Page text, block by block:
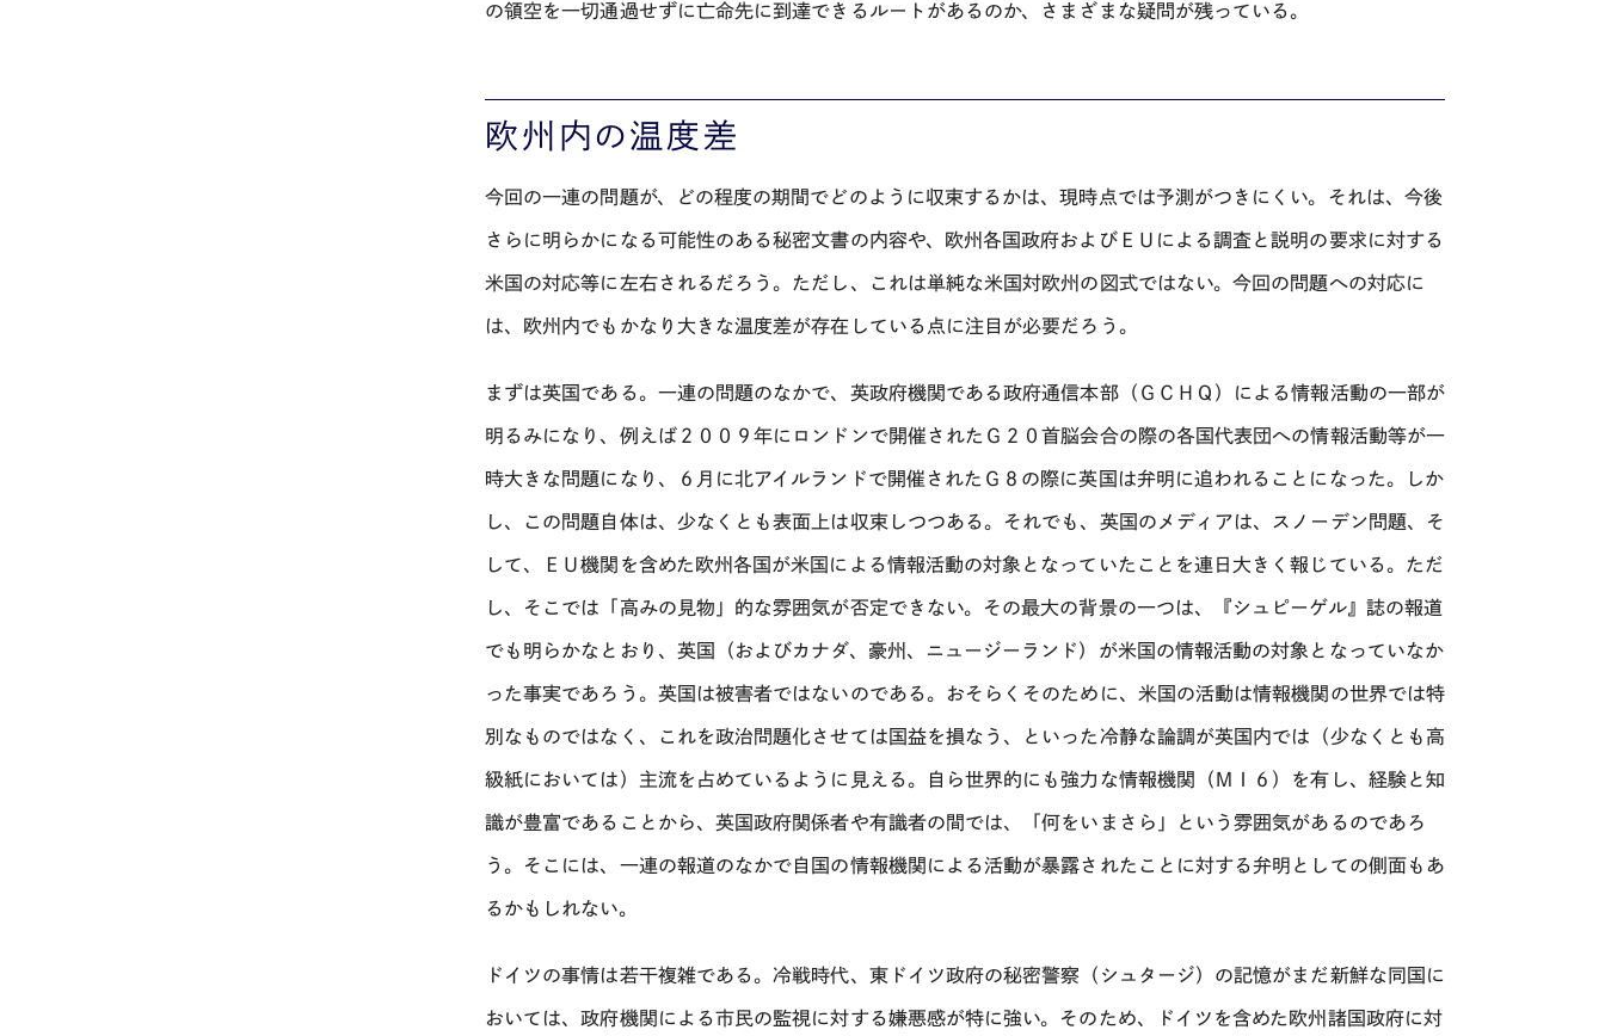
の領空を一切通過せずに亡命先に到達できるルートがあるのか、さまざまな疑問が残っている。
欧州内の温度差
今回の一連の問題が、どの程度の期間でどのように収束するかは、現時点では予測がつきにくい。それは、今後
さらに明らかになる可能性のある秘密文書の内容や、欧州各国政府およびＥＵによる調査と説明の要求に対する
米国の対応等に左右されるだろう。ただし、これは単純な米国対欧州の図式ではない。今回の問題への対応に
は、欧州内でもかなり大きな温度差が存在している点に注目が必要だろう。
まずは英国である。一連の問題のなかで、英政府機関である政府通信本部（ＧＣＨＱ）による情報活動の一部が
明るみになり、例えば２００９年にロンドンで開催されたＧ２０首脳会合の際の各国代表団への情報活動等が一
時大きな問題になり、６月に北アイルランドで開催されたＧ８の際に英国は弁明に追われることになった。しか
し、この問題自体は、少なくとも表面上は収束しつつある。それでも、英国のメディアは、スノーデン問題、そ
して、ＥＵ機関を含めた欧州各国が米国による情報活動の対象となっていたことを連日大きく報じている。ただ
し、そこでは「高みの見物」的な雰囲気が否定できない。その最大の背景の一つは、『シュピーゲル』誌の報道
でも明らかなとおり、英国（およびカナダ、豪州、ニュージーランド）が米国の情報活動の対象となっていなか
った事実であろう。英国は被害者ではないのである。おそらくそのために、米国の活動は情報機関の世界では特
別なものではなく、これを政治問題化させては国益を損なう、といった冷静な論調が英国内では（少なくとも高
級紙においては）主流を占めているように見える。自ら世界的にも強力な情報機関（ＭＩ６）を有し、経験と知
識が豊富であることから、英国政府関係者や有識者の間では、「何をいまさら」という雰囲気があるのであろ
う。そこには、一連の報道のなかで自国の情報機関による活動が暴露されたことに対する弁明としての側面もあ
るかもしれない。
ドイツの事情は若干複雑である。冷戦時代、東ドイツ政府の秘密警察（シュタージ）の記憶がまだ新鮮な同国に
おいては、政府機関による市民の監視に対する嫌悪感が特に強い。そのため、ドイツを含めた欧州諸国政府に対